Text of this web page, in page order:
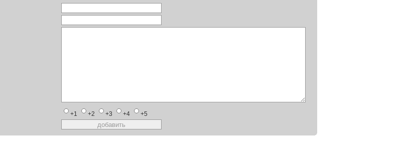
+1 +2 +3 +4 +5